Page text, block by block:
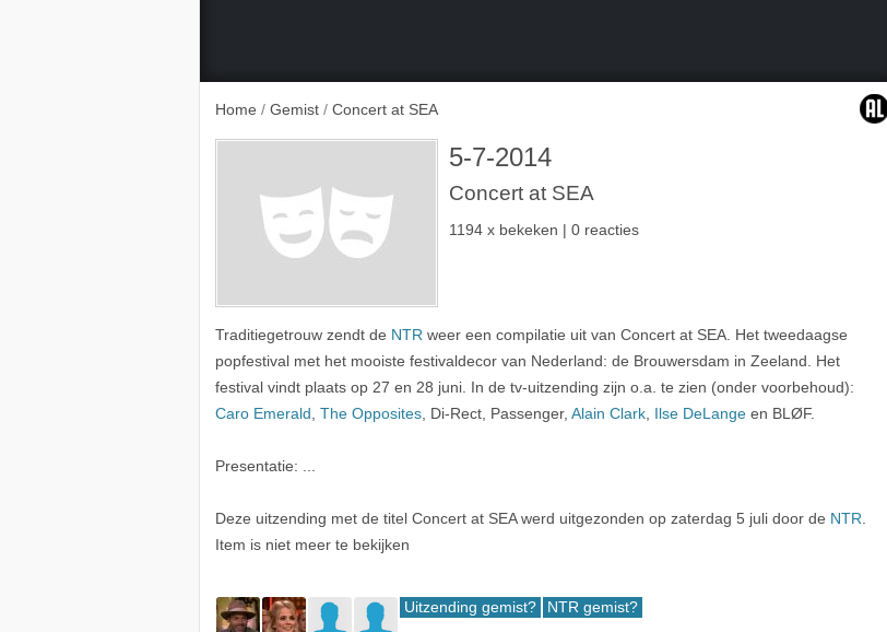
Home / Gemist / Concert at SEA
5-7-2014
Concert at SEA
1194 x bekeken | 0 reacties
Traditiegetrouw zendt de NTR weer een compilatie uit van Concert at SEA. Het tweedaagse
popfestival met het mooiste festivaldecor van Nederland: de Brouwersdam in Zeeland. Het
festival vindt plaats op 27 en 28 juni. In de tv-uitzending zijn o.a. te zien (onder voorbehoud):
Caro Emerald The Opposites , Di-Rect, Passenger, Alain Clark Ilse DeLange en BLØF.
Presentatie: ...
Deze uitzending met de titel Concert at SEA werd uitgezonden op zaterdag 5 juli door de NTR
Item is niet meer te bekijken
Uitzending gemist? NTR gemist?